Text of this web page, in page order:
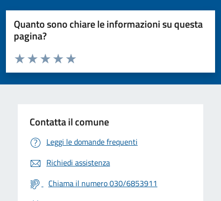
Quanto sono chiare le informazioni su questa
pagina?
Valuta da 1 a 5 stelle la pagina
Valuta 5 stelle su 5
Valuta 4 stelle su 5
Valuta 3 stelle su 5
Valuta 2 stelle su 5
Valuta 1 stelle su 5
Contatta il comune
Leggi le domande frequenti
Richiedi assistenza
Chiama il numero 030/6853911